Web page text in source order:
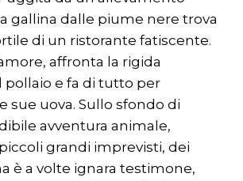
gallina dalle piume nere trova
di un ristorante fatiscente.
affronta la rigida
pollaio e fa di tutto per
sue uova. Sullo sfondo di
avventura animale,
grandi imprevisti, dei
è a volte ignara testimone,